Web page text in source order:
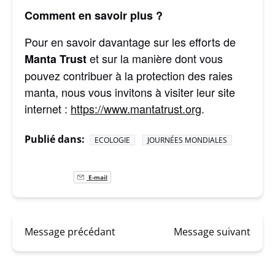
Comment en savoir plus ?
Pour en savoir davantage sur les efforts de
Manta Trustet sur la manière dont vous
pouvez contribuer à la protection des raies
manta, nous vous invitons à visiter leur site
internet : https://www.mantatrust.org.
Publié dans: ECOLOGIE JOURNÉES MONDIALES
E-mail
Message précédant Message suivant